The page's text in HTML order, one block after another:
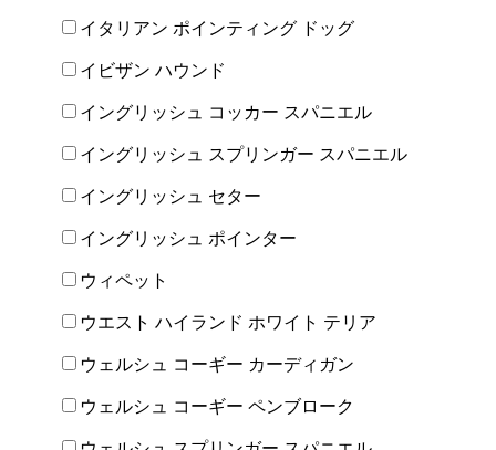
イタリアン ポインティング ドッグ
イビザン ハウンド
イングリッシュ コッカー スパニエル
イングリッシュ スプリンガー スパニエル
イングリッシュ セター
イングリッシュ ポインター
ウィペット
ウエスト ハイランド ホワイト テリア
ウェルシュ コーギー カーディガン
ウェルシュ コーギー ペンブローク